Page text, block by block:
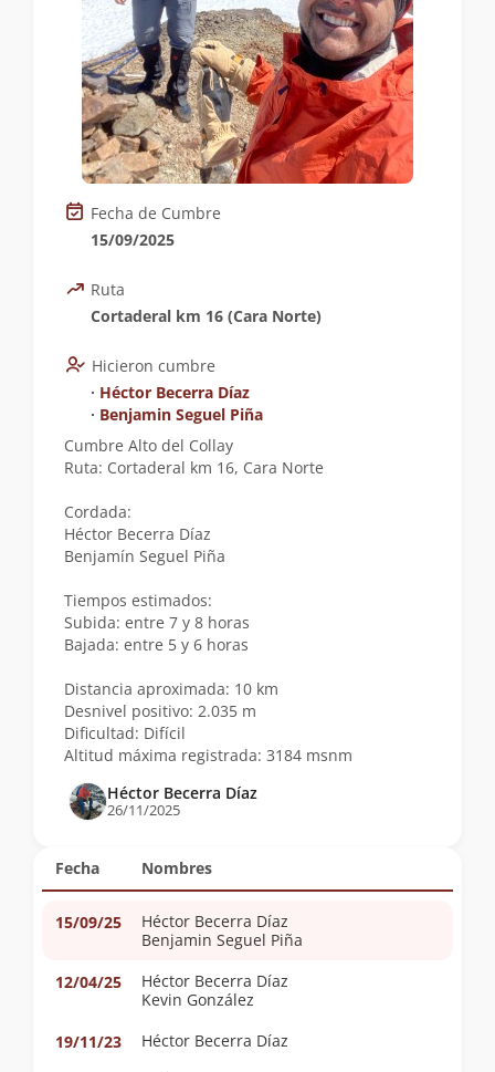
Fecha Nombres
15/09/25
Héctor Becerra Díaz
Benjamin Seguel Piña
12/04/25
Héctor Becerra Díaz
Kevin González
19/11/23
Héctor Becerra Díaz
Fecha de Cumbre
15/09/2025
Ruta
Cortaderal km 16 (Cara Norte)
Hicieron cumbre
∙ Héctor Becerra Díaz
∙ Benjamin Seguel Piña
Cumbre Alto del Collay
Ruta: Cortaderal km 16, Cara Norte
Cordada:
Héctor Becerra Díaz
Benjamín Seguel Piña
Tiempos estimados:
Subida: entre 7 y 8 horas
Bajada: entre 5 y 6 horas
Distancia aproximada: 10 km
Desnivel positivo: 2.035 m
Dificultad: Difícil
Altitud máxima registrada: 3184 msnm
Héctor Becerra Díaz
26/11/2025